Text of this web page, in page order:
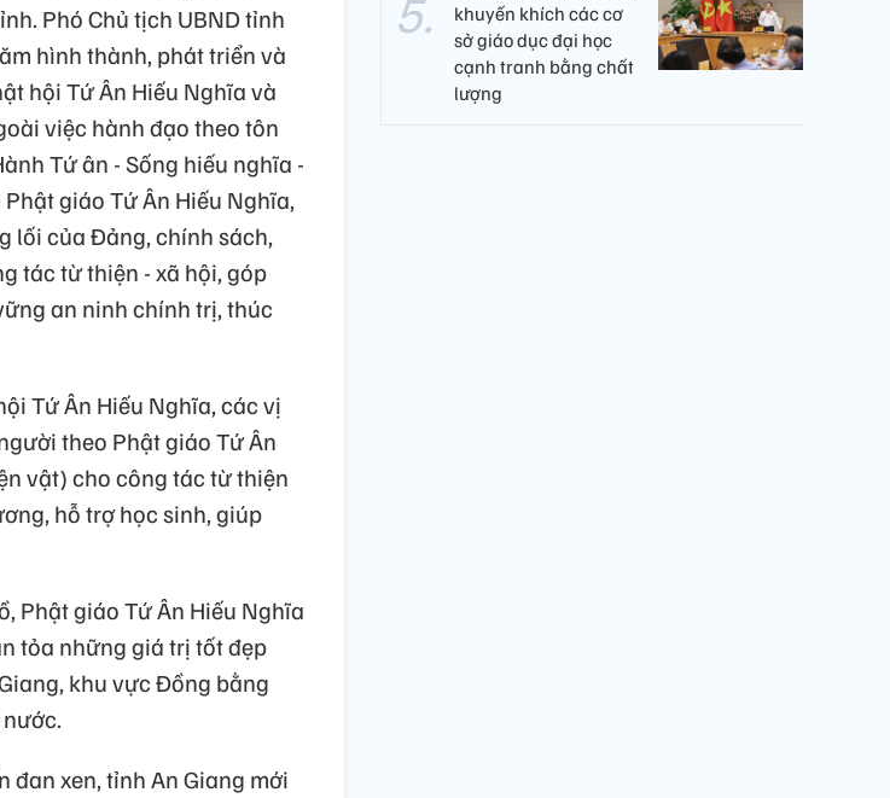
Phó Chủ tịch UBND tỉnh
hình thành, phát triển và
hội Tứ Ân Hiếu Nghĩa và
việc hành đạo theo tôn
Tứ ân - Sống hiếu nghĩa -
giáo Tứ Ân Hiếu Nghĩa,
lối của Đảng, chính sách,
tác từ thiện - xã hội, góp
an ninh chính trị, thúc
Tứ Ân Hiếu Nghĩa, các vị
theo Phật giáo Tứ Ân
vật) cho công tác từ thiện
hỗ trợ học sinh, giúp
Phật giáo Tứ Ân Hiếu Nghĩa
tỏa những giá trị tốt đẹp
khu vực Đồng bằng
xen, tỉnh An Giang mới
khuyến khích các cơ
sở giáo dục đại học
cạnh tranh bằng chất
lượng​